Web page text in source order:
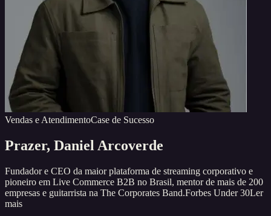
Vendas e AtendimentoCase de Sucesso
Prazer, Daniel Arcoverde
Fundador e CEO da maior plataforma de streaming corporativo e
pioneiro em Live Commerce B2B no Brasil, mentor de mais de 200
empresas e guitarrista na The Corporates Band.Forbes Under 30Ler
mais